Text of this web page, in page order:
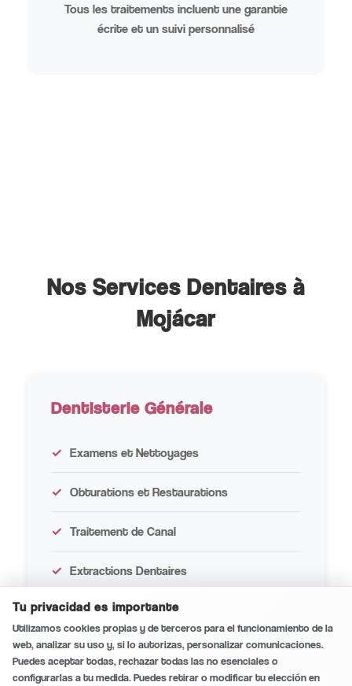
Tous les traitements incluent une garantie
écrite et un suivi personnalisé
Nos Services Dentaires à
Mojácar
Dentisterie Générale
Examens et Nettoyages
Obturations et Restaurations
Traitement de Canal
Extractions Dentaires
Dentisterie Esthétique
Tu privacidad es importante
Utilizamos cookies propias y de terceros para el funcionamiento de la
web, analizar su uso y, si lo autorizas, personalizar comunicaciones.
Puedes aceptar todas, rechazar todas las no esenciales o
configurarlas a tu medida. Puedes retirar o modificar tu elección en
Conversación segura y privada 0/5